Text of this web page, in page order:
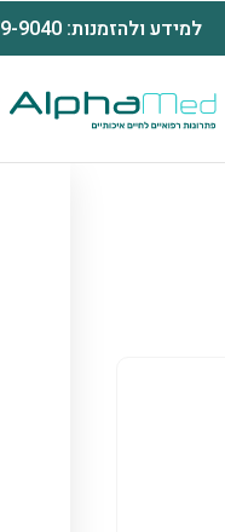
למידע ולהזמנות: 072-279-9040